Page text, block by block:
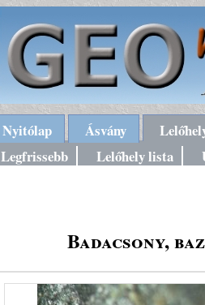
Nyitólap Ásvány
Legfrissebb
Lelőhely lista
Badacsony,